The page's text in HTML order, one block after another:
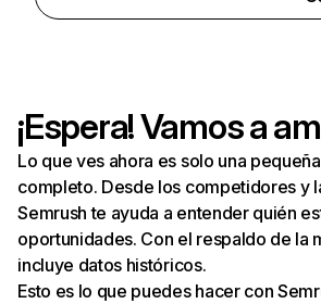
¡Espera! Vamos a
Lo que ves ahora es solo una
completo. Desde los competidores y
Semrush te ayuda a entender quién
oportunidades. Con el respaldo de la
incluye datos históricos.
Esto es lo que puedes hacer con